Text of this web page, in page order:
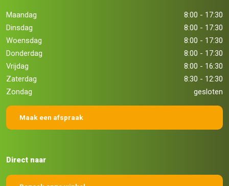
Maandag
8:00 - 17:30
Dinsdag
8:00 - 17:30
Woensdag
8:00 - 17:30
Donderdag
8:00 - 17:30
Vrijdag
8:00 - 16:30
Zaterdag
8:30 - 12:30
Zondag
gesloten
Maak een afspraak
Direct naar